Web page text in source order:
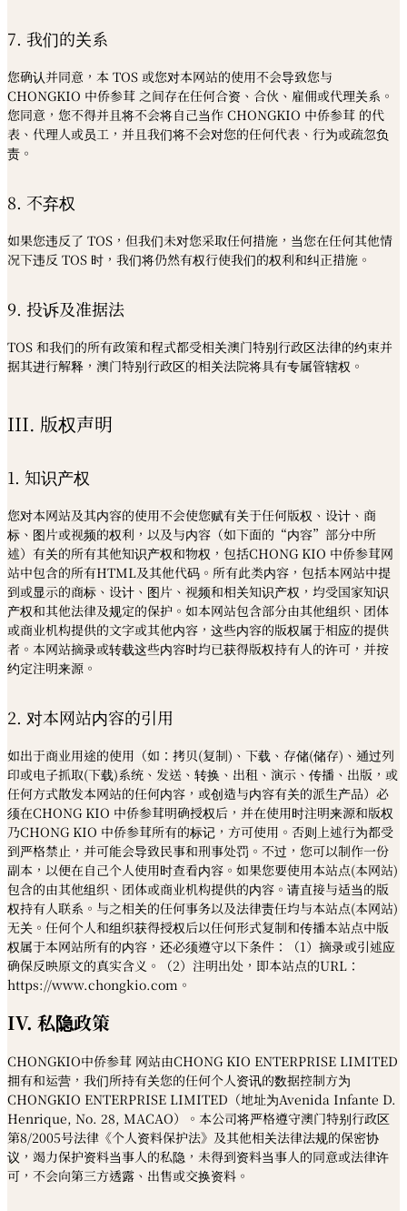
7. 我们的关系
您确认并同意，本 TOS 或您对本网站的使用不会导致您与
CHONGKIO 中侨参茸 之间存在任何合资、合伙、雇佣或代理关系。
您同意，您不得并且将不会将自己当作 CHONGKIO 中侨参茸 的代
表、代理人或员工，并且我们将不会对您的任何代表、行为或疏忽负
责。
8. 不弃权
如果您违反了 TOS，但我们未对您采取任何措施，当您在任何其他情
况下违反 TOS 时，我们将仍然有权行使我们的权利和纠正措施。
9. 投诉及准据法
TOS 和我们的所有政策和程式都受相关澳门特别行政区法律的约束并
据其进行解释，澳门特别行政区的相关法院将具有专属管辖权。
III. 版权声明
1. 知识产权
您对本网站及其内容的使用不会使您赋有关于任何版权、设计、商
标、图片或视频的权利，以及与内容（如下面的“内容”部分中所
述）有关的所有其他知识产权和物权，包括CHONG KIO 中侨参茸网
站中包含的所有HTML及其他代码。所有此类内容，包括本网站中提
到或显示的商标、设计、图片、视频和相关知识产权，均受国家知识
产权和其他法律及规定的保护。如本网站包含部分由其他组织、团体
或商业机构提供的文字或其他内容，这些内容的版权属于相应的提供
者。本网站摘录或转载这些内容时均已获得版权持有人的许可，并按
约定注明来源。
2. 对本网站内容的引用
如出于商业用途的使用（如：拷贝(复制)、下载、存储(储存)、通过列
印或电子抓取(下载)系统、发送、转换、出租、演示、传播、出版，或
任何方式散发本网站的任何内容，或创造与内容有关的派生产品）必
须在CHONG KIO 中侨参茸明确授权后，并在使用时注明来源和版权
乃CHONG KIO 中侨参茸所有的标记，方可使用。否则上述行为都受
到严格禁止，并可能会导致民事和刑事处罚。不过，您可以制作一份
副本，以便在自己个人使用时查看内容。如果您要使用本站点(本网站)
包含的由其他组织、团体或商业机构提供的内容。请直接与适当的版
权持有人联系。与之相关的任何事务以及法律责任均与本站点(本网站)
无关。任何个人和组织获得授权后以任何形式复制和传播本站点中版
权属于本网站所有的内容，还必须遵守以下条件：（1）摘录或引述应
确保反映原文的真实含义。（2）注明出处，即本站点的URL：
https://www.chongkio.com。
IV. 私隐政策
CHONGKIO中侨参茸 网站由CHONG KIO ENTERPRISE LIMITED
拥有和运营，我们所持有关您的任何个人资讯的数据控制方为
CHONGKIO ENTERPRISE LIMITED（地址为Avenida Infante D.
Henrique, No. 28, MACAO）。本公司将严格遵守澳门特别行政区
第8/2005号法律《个人资料保护法》及其他相关法律法规的保密协
议，竭力保护资料当事人的私隐，未得到资料当事人的同意或法律许
可，不会向第三方透露、出售或交换资料。